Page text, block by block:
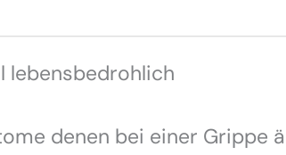
lebensbedrohlich
denen bei einer Grippe